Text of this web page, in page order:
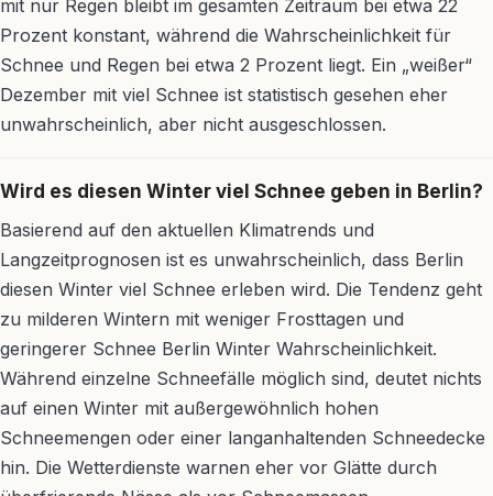
mit nur Regen bleibt im gesamten Zeitraum bei etwa 22
Prozent konstant, während die Wahrscheinlichkeit für
Schnee und Regen bei etwa 2 Prozent liegt. Ein „weißer“
Dezember mit viel Schnee ist statistisch gesehen eher
unwahrscheinlich, aber nicht ausgeschlossen.
Wird es diesen Winter viel Schnee geben in Berlin?
Basierend auf den aktuellen Klimatrends und
Langzeitprognosen ist es unwahrscheinlich, dass Berlin
diesen Winter viel Schnee erleben wird. Die Tendenz geht
zu milderen Wintern mit weniger Frosttagen und
geringerer Schnee Berlin Winter Wahrscheinlichkeit.
Während einzelne Schneefälle möglich sind, deutet nichts
auf einen Winter mit außergewöhnlich hohen
Schneemengen oder einer langanhaltenden Schneedecke
hin. Die Wetterdienste warnen eher vor Glätte durch